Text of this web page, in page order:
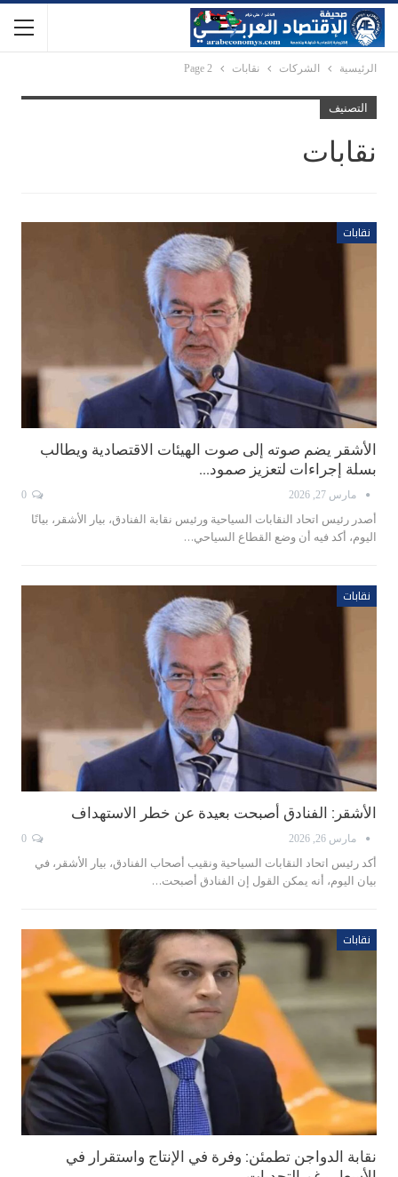
الرئيسية الشركات نقابات Page 2
التصنيف
نقابات
نقابات
الأشقر يضم صوته إلى صوت الهيئات الاقتصادية ويطالب
بسلة إجراءات لتعزيز صمود…
مارس 27, 2026
أصدر رئيس اتحاد النقابات السياحية ورئيس نقابة الفنادق، بيار الأشقر، بيانًا
اليوم، أكد فيه أن وضع القطاع السياحي…
نقابات
الأشقر: الفنادق أصبحت بعيدة عن خطر الاستهداف
مارس 26, 2026
أكد رئيس اتحاد النقابات السياحية ونقيب أصحاب الفنادق، بيار الأشقر، في
بيان اليوم، أنه يمكن القول إن الفنادق أصبحت…
نقابات
نقابة الدواجن تطمئن: وفرة في الإنتاج واستقرار في